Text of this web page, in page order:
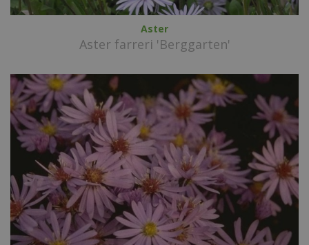
Aster
Aster farreri 'Berggarten'